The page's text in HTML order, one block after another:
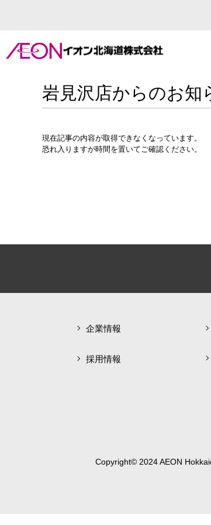
岩見沢店からのお知
現在記事の内容が取得できなくなっています。
恐れ入りますが時間を置いてご確認ください。
企業情報
採用情報
Copyright© 2024 AEON